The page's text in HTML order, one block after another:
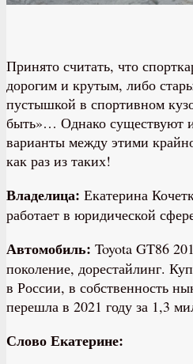
Принято считать, что
дорогим и крутым, либо
пустышкой в спортивном
быть»… Однако существуют
варианты между этими
как раз из таких!
Владелица: Екатерина
работает в юридической
Автомобиль: Toyota GT86
поколение, дорестайлинг.
в России, в собственность
перешла в 2021 году за 1,3
Слово Екатерине: